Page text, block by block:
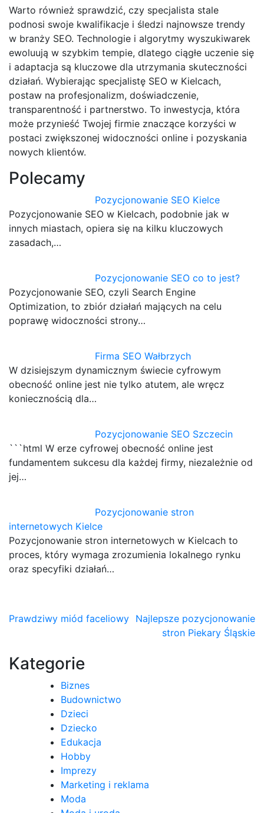
Warto również sprawdzić, czy specjalista stale
podnosi swoje kwalifikacje i śledzi najnowsze trendy
w branży SEO. Technologie i algorytmy wyszukiwarek
ewoluują w szybkim tempie, dlatego ciągłe uczenie się
i adaptacja są kluczowe dla utrzymania skuteczności
działań. Wybierając specjalistę SEO w Kielcach,
postaw na profesjonalizm, doświadczenie,
transparentność i partnerstwo. To inwestycja, która
może przynieść Twojej firmie znaczące korzyści w
postaci zwiększonej widoczności online i pozyskania
nowych klientów.
Polecamy
Pozycjonowanie SEO Kielce
Pozycjonowanie SEO w Kielcach, podobnie jak w
innych miastach, opiera się na kilku kluczowych
zasadach,…
Pozycjonowanie SEO co to jest?
Pozycjonowanie SEO, czyli Search Engine
Optimization, to zbiór działań mających na celu
poprawę widoczności strony…
Firma SEO Wałbrzych
W dzisiejszym dynamicznym świecie cyfrowym
obecność online jest nie tylko atutem, ale wręcz
koniecznością dla…
Pozycjonowanie SEO Szczecin
```html W erze cyfrowej obecność online jest
fundamentem sukcesu dla każdej firmy, niezależnie od
jej…
Pozycjonowanie stron
internetowych Kielce
Pozycjonowanie stron internetowych w Kielcach to
proces, który wymaga zrozumienia lokalnego rynku
oraz specyfiki działań…
Nawigacja
Prawdziwy miód faceliowy Najlepsze pozycjonowanie
stron Piekary Śląskie
Kategorie
Biznes
Budownictwo
Dzieci
Dziecko
Edukacja
Hobby
Imprezy
Marketing i reklama
Moda